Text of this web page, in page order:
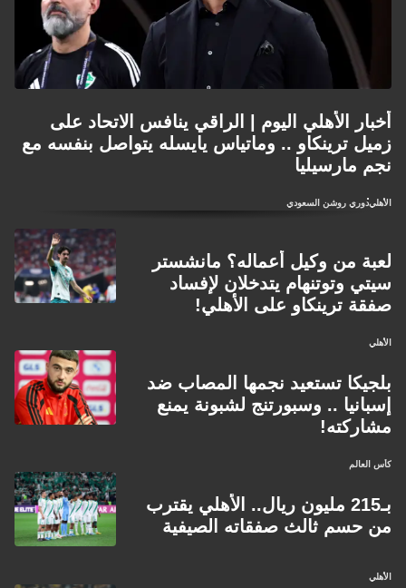
أخبار الأهلي اليوم | الراقي ينافس الاتحاد على
زميل ترينكاو .. وماتياس يايسله يتواصل بنفسه مع
نجم مارسيليا
الأهليدوري روشن السعودي
لعبة من وكيل أعماله؟ مانشستر
سيتي وتوتنهام يتدخلان لإفساد
صفقة ترينكاو على الأهلي!
الأهلي
بلجيكا تستعيد نجمها المصاب ضد
إسبانيا .. وسبورتنج لشبونة يمنع
مشاركته!
كأس العالم
بـ215 مليون ريال.. الأهلي يقترب
من حسم ثالث صفقاته الصيفية
الأهلي